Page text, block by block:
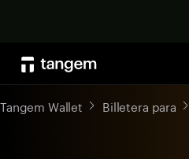
Tangem Wallet Billetera para